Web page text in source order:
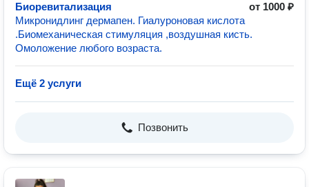
Биоревитализация
от 1000 ₽
Микронидлинг дермапен. Гиалуроновая кислота
.Биомеханическая стимуляция ,воздушная кисть.
Омоложение любого возраста.
Ещё 2 услуги
Позвонить